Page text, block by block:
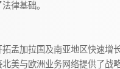
律基础。
孟加拉国及南亚地区快速增
美与欧洲业务网络提供了战略